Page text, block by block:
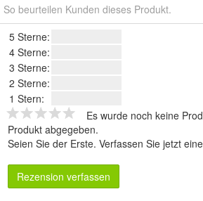
So beurteilen Kunden dieses Produkt.
5 Sterne:
4 Sterne:
3 Sterne:
2 Sterne:
1 Stern:
Es wurde noch keine
Produkt abgegeben.
Seien Sie der Erste. Verfassen Sie jetzt
Rezension verfassen